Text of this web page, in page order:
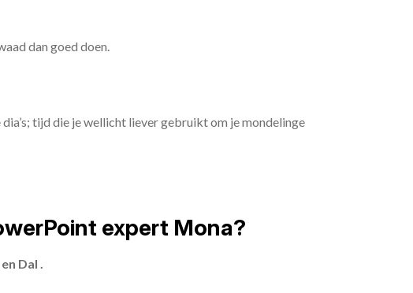
dan goed doen.
tijd die je wellicht liever gebruikt om je mondelinge
expert Mona?
Dal .